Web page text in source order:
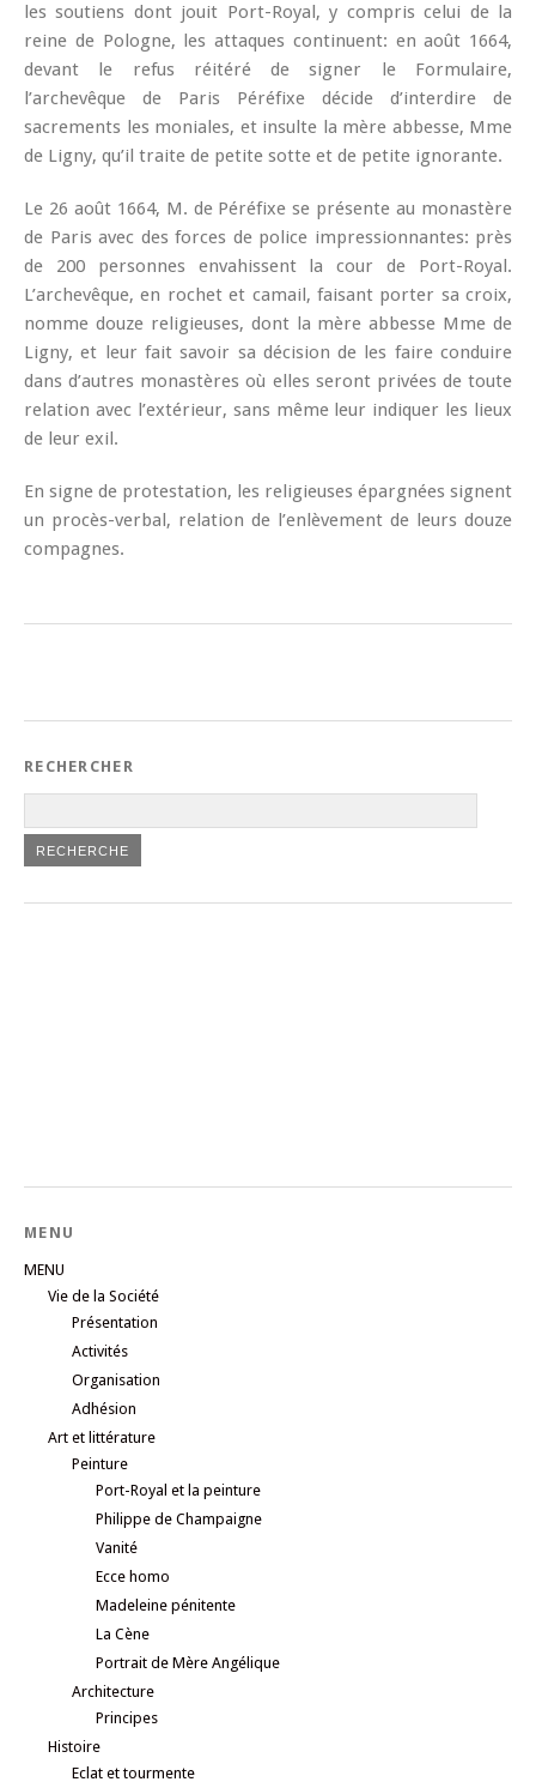
les soutiens dont jouit Port-Royal, y compris celui de la
reine de Pologne, les attaques continuent: en août 1664,
devant le refus réitéré de signer le Formulaire,
l’archevêque de Paris Péréfixe décide d’interdire de
sacrements les moniales, et insulte la mère abbesse, Mme
de Ligny, qu’il traite de petite sotte et de petite ignorante.
Le 26 août 1664, M. de Péréfixe se présente au monastère
de Paris avec des forces de police impressionnantes: près
de 200 personnes envahissent la cour de Port-Royal.
L’archevêque, en rochet et camail, faisant porter sa croix,
nomme douze religieuses, dont la mère abbesse Mme de
Ligny, et leur fait savoir sa décision de les faire conduire
dans d’autres monastères où elles seront privées de toute
relation avec l’extérieur, sans même leur indiquer les lieux
de leur exil.
En signe de protestation, les religieuses épargnées signent
un procès-verbal, relation de l’enlèvement de leurs douze
compagnes.
RECHERCHER
MENU
MENU
Vie de la Société
Présentation
Activités
Organisation
Adhésion
Art et littérature
Peinture
Port-Royal et la peinture
Philippe de Champaigne
Vanité
Ecce homo
Madeleine pénitente
La Cène
Portrait de Mère Angélique
Architecture
Principes
Histoire
Eclat et tourmente